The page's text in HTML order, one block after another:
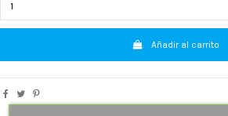
Añadir al carrito